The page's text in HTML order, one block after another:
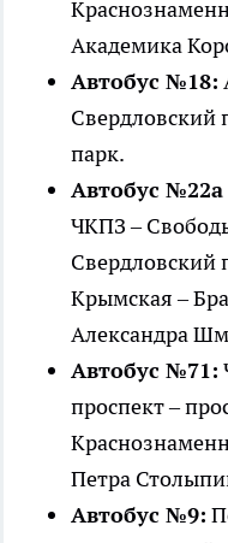
Академика
Автобус №18:
Свердловский
парк.
Автобус
ЧКПЗ –
Свердловский
Крымская –
Александра
Автобус №71:
проспект –
Петра
Автобус №9: